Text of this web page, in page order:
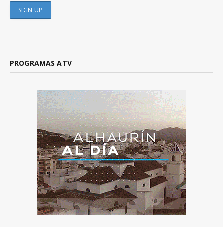
PROGRAMAS ATV